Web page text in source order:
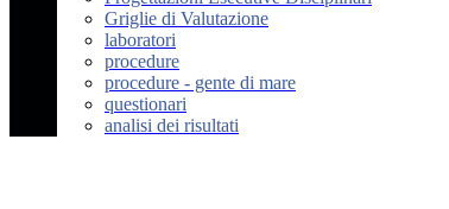
Griglie di Valutazione
laboratori
procedure
procedure - gente di mare
questionari
analisi dei risultati